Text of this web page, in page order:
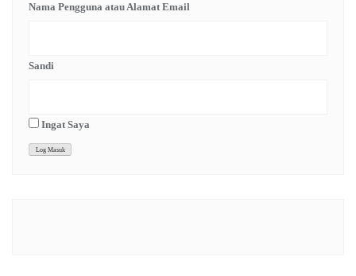
Nama Pengguna atau Alamat Email
Sandi
Ingat Saya